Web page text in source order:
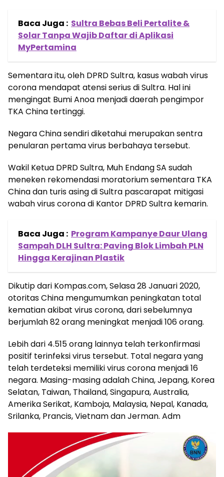
Baca Juga : Sultra Bebas Beli Pertalite &
Solar Tanpa Wajib Daftar di Aplikasi
MyPertamina
Sementara itu, oleh DPRD Sultra, kasus wabah virus
corona mendapat atensi serius di Sultra. Hal ini
mengingat Bumi Anoa menjadi daerah pengimpor
TKA China tertinggi.
Negara China sendiri diketahui merupakan sentra
penularan pertama virus berbahaya tersebut.
Wakil Ketua DPRD Sultra, Muh Endang SA sudah
meneken rekomendasi moratorium sementara TKA
China dan turis asing di Sultra pascarapat mitigasi
wabah virus corona di Kantor DPRD Sultra kemarin.
Baca Juga : Program Kampanye Daur Ulang
Sampah DLH Sultra: Paving Blok Limbah PLN
Hingga Kerajinan Plastik
Dikutip dari Kompas.com, Selasa 28 Januari 2020,
otoritas China mengumumkan peningkatan total
kematian akibat virus corona, dari sebelumnya
berjumlah 82 orang meningkat menjadi 106 orang.
Lebih dari 4.515 orang lainnya telah terkonfirmasi
positif terinfeksi virus tersebut. Total negara yang
telah terdeteksi memiliki virus corona menjadi 16
negara. Masing-masing adalah China, Jepang, Korea
Selatan, Taiwan, Thailand, Singapura, Australia,
Amerika Serikat, Kamboja, Malaysia, Nepal, Kanada,
Srilanka, Prancis, Vietnam dan Jerman. Adm